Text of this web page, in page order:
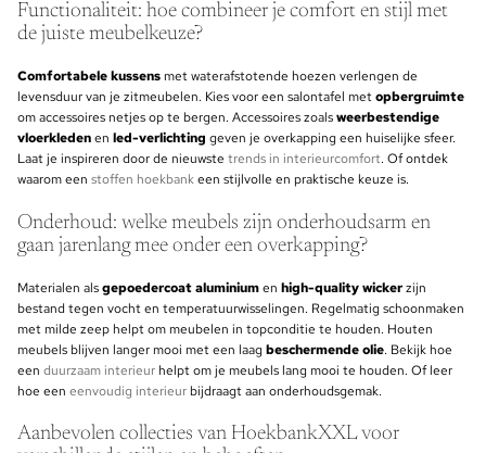
Functionaliteit: hoe combineer je comfort en stijl met
de juiste meubelkeuze?
Comfortabele kussensmet waterafstotende hoezen verlengen de
levensduur van je zitmeubelen. Kies voor een salontafel metopbergruimte
om accessoires netjes op te bergen. Accessoires zoalsweerbestendige
vloerkledenen led-verlichting geven je overkapping een huiselijke sfeer.
Laat je inspireren door de nieuwste trends in interieurcomfort. Of ontdek
waarom een stoffen hoekbankeen stijlvolle en praktische keuze is.
Onderhoud: welke meubels zijn onderhoudsarm en
gaan jarenlang mee onder een overkapping?
Materialen alsgepoedercoat aluminiumen high-quality wickerzijn
bestand tegen vocht en temperatuurwisselingen. Regelmatig schoonmaken
met milde zeep helpt om meubelen in topconditie te houden. Houten
meubels blijven langer mooi met een laag beschermende olie. Bekijk hoe
een duurzaam interieurhelpt om je meubels lang mooi te houden. Of leer
hoe een eenvoudig interieurbijdraagt aan onderhoudsgemak.
Aanbevolen collecties van HoekbankXXL voor